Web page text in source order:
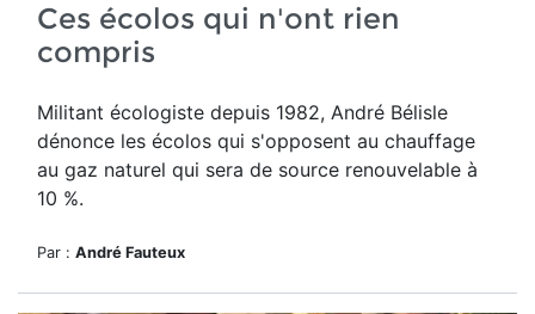
Ces écolos qui n'ont rien
compris
Militant écologiste depuis 1982, André Bélisle
dénonce les écolos qui s'opposent au chauffage
au gaz naturel qui sera de source renouvelable à
10 %.
Par : André Fauteux